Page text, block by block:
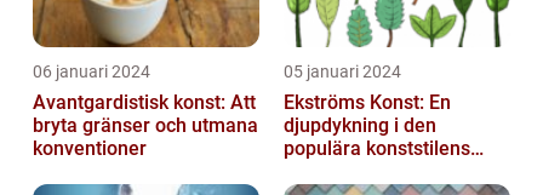
06 januari 2024
Avantgardistisk konst: Att
bryta gränser och utmana
konventioner
05 januari 2024
Ekströms Konst: En
djupdykning i den
populära konststilens